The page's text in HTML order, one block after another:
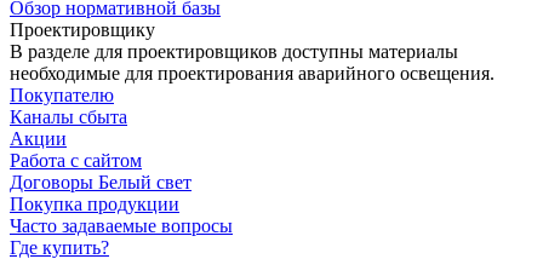
Обзор нормативной базы
Проектировщику
В разделе для проектировщиков доступны материалы
необходимые для проектирования аварийного освещения.
Покупателю
Каналы сбыта
Акции
Работа с сайтом
Договоры Белый свет
Покупка продукции
Часто задаваемые вопросы
Где купить?